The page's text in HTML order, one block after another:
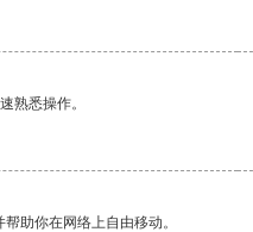
熟悉操作。
助你在网络上自由移动。